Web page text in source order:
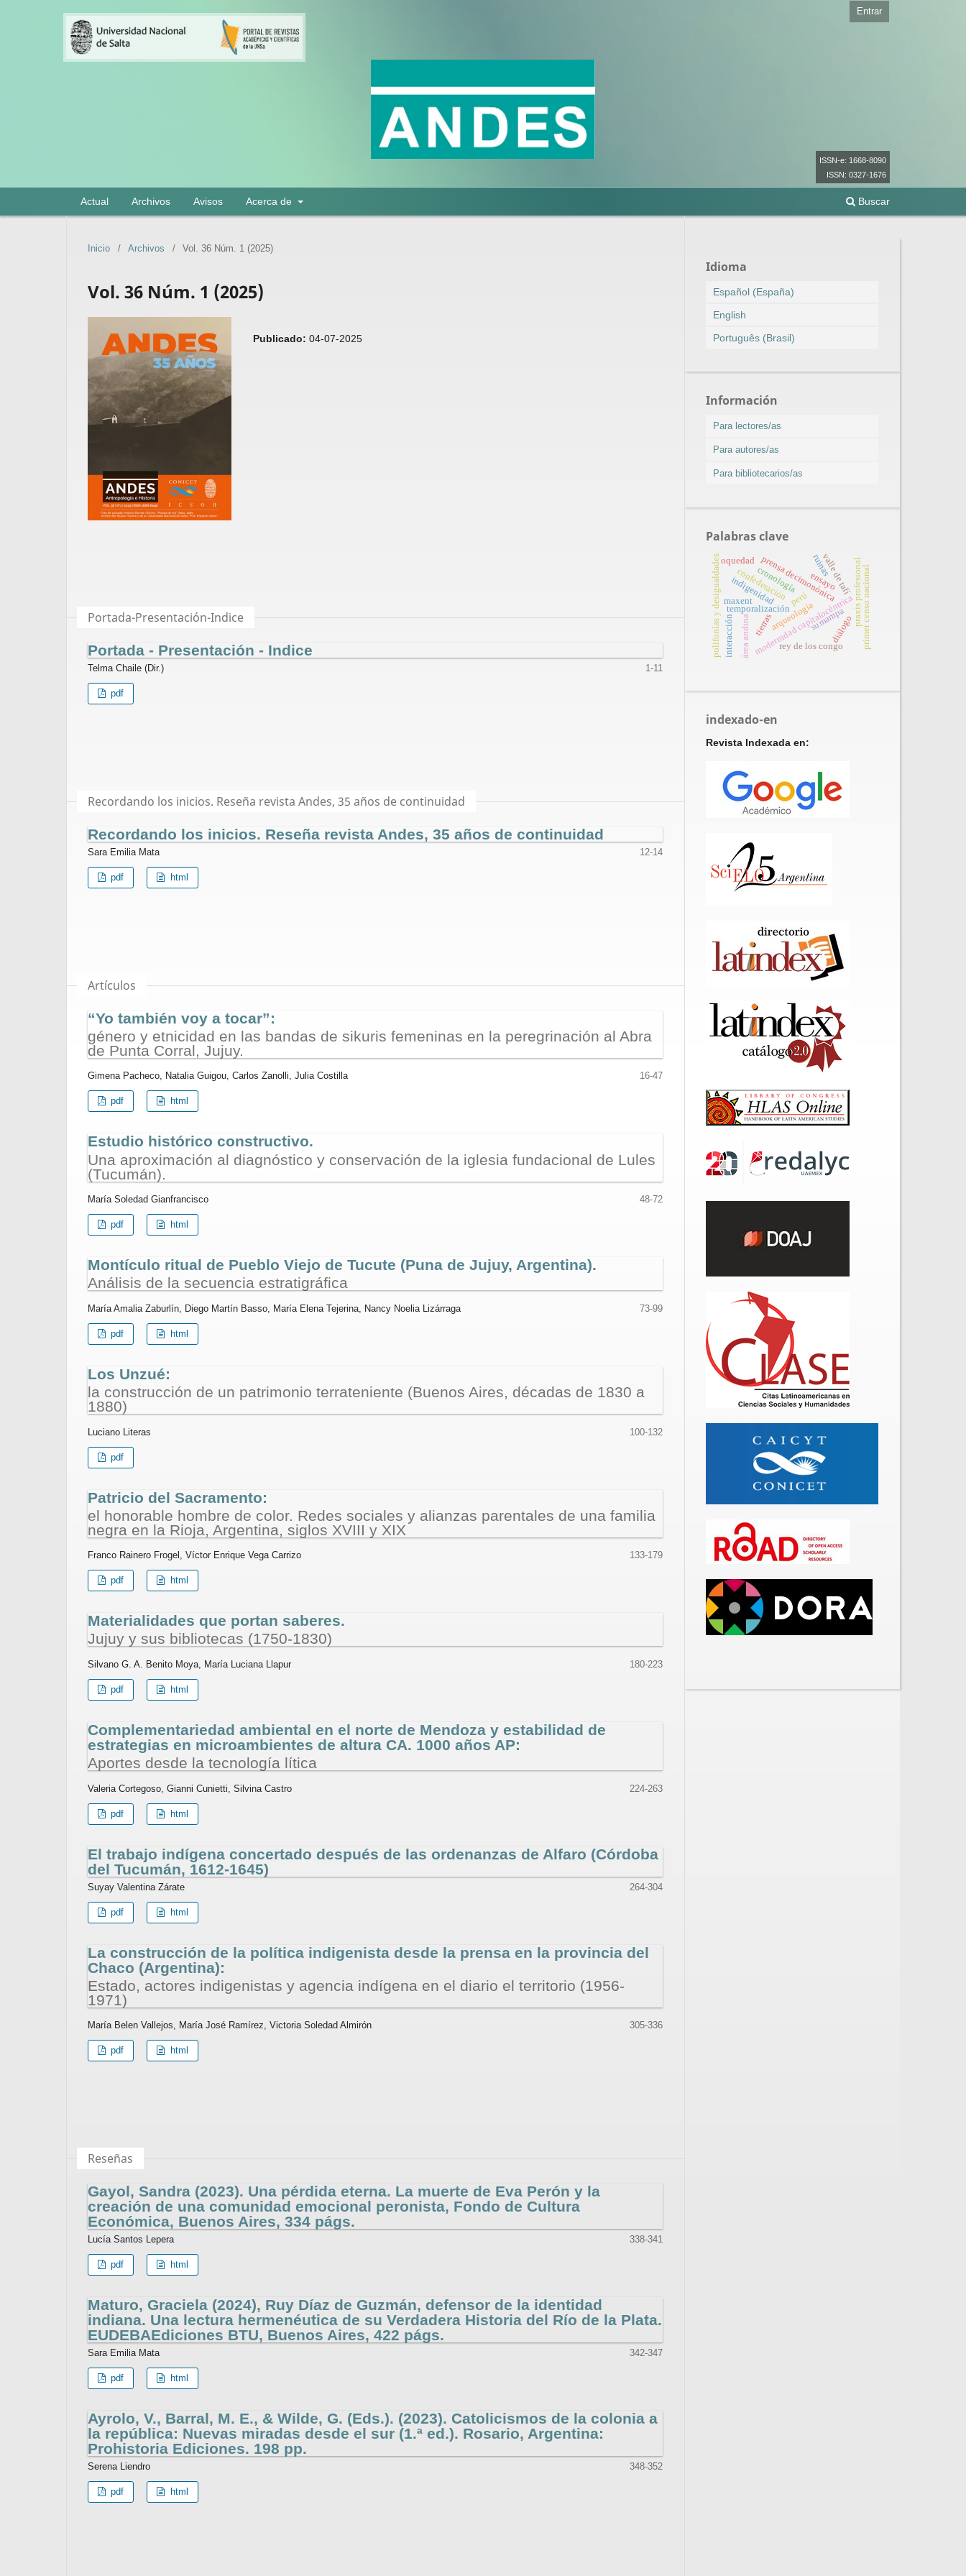
Actual Archivos Avisos Acerca de
ISSN-e: 1668-8090
ISSN: 0327-1676
Buscar
Entrar
Inicio / Archivos / Vol. 36 Núm. 1 (2025)
Vol. 36 Núm. 1 (2025)
Publicado: 04-07-2025
Portada-Presentación-Indice
Portada - Presentación - Indice
Telma Chaile (Dir.) 1-11
pdf
Recordando los inicios. Reseña revista Andes, 35 años de continuidad
Recordando los inicios. Reseña revista Andes, 35 años de continuidad
Sara Emilia Mata 12-14
pdf html
Artículos
“Yo también voy a tocar”:
género y etnicidad en las bandas de sikuris femeninas en la peregrinación al Abra
de Punta Corral, Jujuy.
Gimena Pacheco, Natalia Guigou, Carlos Zanolli, Julia Costilla 16-47
pdf html
Estudio histórico constructivo.
Una aproximación al diagnóstico y conservación de la iglesia fundacional de Lules
(Tucumán).
María Soledad Gianfrancisco 48-72
pdf html
Montículo ritual de Pueblo Viejo de Tucute (Puna de Jujuy, Argentina).
Análisis de la secuencia estratigráfica
María Amalia Zaburlín, Diego Martín Basso, María Elena Tejerina, Nancy Noelia Lizárraga 73-99
pdf html
Los Unzué:
la construcción de un patrimonio terrateniente (Buenos Aires, décadas de 1830 a
1880)
Luciano Literas 100-132
pdf
Patricio del Sacramento:
el honorable hombre de color. Redes sociales y alianzas parentales de una familia
negra en la Rioja, Argentina, siglos XVIII y XIX
Franco Rainero Frogel, Víctor Enrique Vega Carrizo 133-179
pdf html
Materialidades que portan saberes.
Jujuy y sus bibliotecas (1750-1830)
Silvano G. A. Benito Moya, María Luciana Llapur 180-223
pdf html
Complementariedad ambiental en el norte de Mendoza y estabilidad de
estrategias en microambientes de altura CA. 1000 años AP:
Aportes desde la tecnología lítica
Valeria Cortegoso, Gianni Cunietti, Silvina Castro 224-263
pdf html
El trabajo indígena concertado después de las ordenanzas de Alfaro (Córdoba
del Tucumán, 1612-1645)
Suyay Valentina Zárate 264-304
pdf html
La construcción de la política indigenista desde la prensa en la provincia del
Chaco (Argentina):
Estado, actores indigenistas y agencia indígena en el diario el territorio (1956-
1971)
María Belen Vallejos, María José Ramírez, Victoria Soledad Almirón 305-336
pdf html
Reseñas
Gayol, Sandra (2023). Una pérdida eterna. La muerte de Eva Perón y la
creación de una comunidad emocional peronista, Fondo de Cultura
Económica, Buenos Aires, 334 págs.
Lucía Santos Lepera 338-341
pdf html
Maturo, Graciela (2024), Ruy Díaz de Guzmán, defensor de la identidad
indiana. Una lectura hermenéutica de su Verdadera Historia del Río de la Plata.
EUDEBAEdiciones BTU, Buenos Aires, 422 págs.
Sara Emilia Mata 342-347
pdf html
Ayrolo, V., Barral, M. E., & Wilde, G. (Eds.). (2023). Catolicismos de la colonia a
la república: Nuevas miradas desde el sur (1.ª ed.). Rosario, Argentina:
Prohistoria Ediciones. 198 pp.
Serena Liendro 348-352
pdf html
Idioma
Español (España)
English
Português (Brasil)
Información
Para lectores/as
Para autores/as
Para bibliotecarios/as
Palabras clave
arqueología
temporalización
polifonías y desigualdades modernidad capitalocéntricapraxis profesional
perú
prensa decimonónica
indigenidad
tierras primer censo nacional
sumampa
confederación
rey de los congo
ensayo
área andina
valle de tafí
diálogo
ruinas
cronología
maxent
oquedad
interacción
indexado-en
Revista Indexada en: